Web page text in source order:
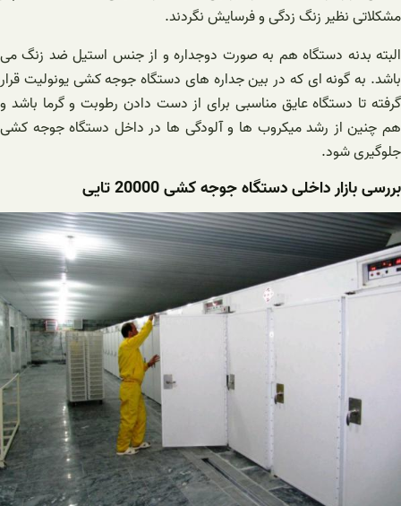
مشکلاتی نظیر زنگ زدگی و فرسایش نگردند.
البته بدنه دستگاه هم به صورت دوجداره و از جنس استیل ضد زنگ می
باشد. به گونه ای که در بین جداره های دستگاه جوجه کشی یونولیت قرار
گرفته تا دستگاه عایق مناسبی برای از دست دادن رطوبت و گرما باشد و
هم چنین از رشد میکروب ها و آلودگی ها در داخل دستگاه جوجه کشی
جلوگیری شود.
بررسی بازار داخلی دستگاه جوجه کشی 20000 تایی